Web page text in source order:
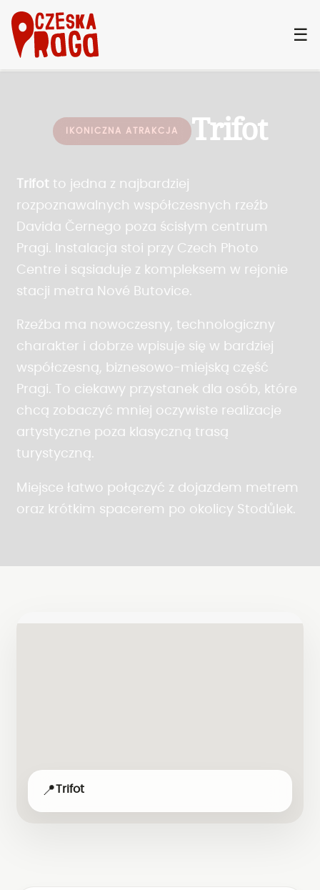
☰
IKONICZNA ATRAKCJA Trifot
Trifot to jedna z najbardziej
rozpoznawalnych współczesnych rzeźb
Davida Černego poza ścisłym centrum
Pragi. Instalacja stoi przy Czech Photo
Centre i sąsiaduje z kompleksem w rejonie
stacji metra Nové Butovice.
Rzeźba ma nowoczesny, technologiczny
charakter i dobrze wpisuje się w bardziej
współczesną, biznesowo-miejską część
Pragi. To ciekawy przystanek dla osób, które
chcą zobaczyć mniej oczywiste realizacje
artystyczne poza klasyczną trasą
turystyczną.
Miejsce łatwo połączyć z dojazdem metrem
oraz krótkim spacerem po okolicy Stodůlek.
📍Trifot